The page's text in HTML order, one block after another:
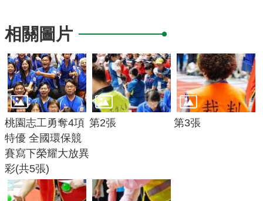
l
s
h
隱
私
權
政
策
網
相關圖片
桃園志工勇奪4項
特優 全國環保競
賽寫下榮耀大放異
彩(共5張)
第2張 第3張